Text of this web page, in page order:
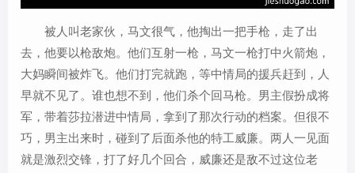
被人叫老家伙，马文很气，他掏出一把手枪，走了出
去，他要以枪敌炮。他们互射一枪，马文一枪打中火箭炮，
大妈瞬间被炸飞。他们打完就跑，等中情局的援兵赶到，人
早就不见了。谁也想不到，他们杀个回马枪。男主假扮成将
军，带着莎拉潜进中情局，拿到了那次行动的档案。但很不
巧，男主出来时，碰到了后面杀他的特工威廉。两人一见面
就是激烈交锋，打了好几个回合，威廉还是敌不过这位老